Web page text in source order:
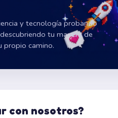
y tecnología probando
tu manera de
propio camino.
con nosotros?